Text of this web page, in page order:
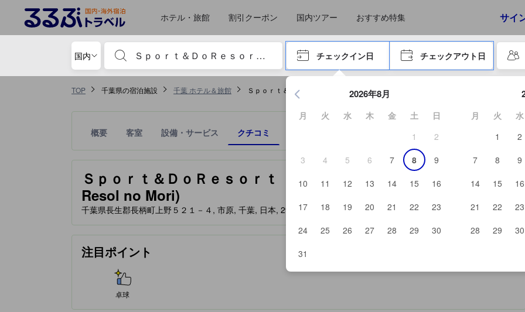
ホテル・旅館 割引クーポン 国内ツアー おすすめ特集 サイ
国内
宿泊施設名やキーワードを入力し、矢印キーやタブキーで進み、エンターキーを押して内容を確定して、検索します。
チェックイン日 チェックアウト日
エンターキーを押して日付選択画面の操作を開始します。方向
2026年8月
月 火 水 木 金 土
日
1
2
3
4 5 6 7 8
9
10
11 12 13 14 15
16
17
18 19 20 21 22
23
24
25 26 27 28 29
30
31
月 火 水
1
2
7
8 9
14
15 16
21
22 23
28
29 30
TOP 千葉県の宿泊施設 千葉 ホテル＆旅館 Ｓｐｏｒｔ＆ＤｏＲｅｓｏｒｔ リソルの森を予約する
概要 客室 設備・サービス クチコミ
Ｓｐｏｒｔ＆ＤｏＲｅｓｏｒｔ リソルの森 (Sport & Do Resort
Resol no Mori)
tooltip
星評価は、提携サイトから受け取った情報であり、宿泊施設に備わっていると予測される快適さや客室のレベルを示すもの
千葉県長生郡長柄町上野５２１－４, 市原, 千葉, 日本, 297-0201 - 《地図を見る》
注目ポイント
卓球
るるぶトラベルに掲載されているクチコミは実際に予約をし、宿泊を終えたゲストから提供されています。実際の経験に基づいた内容であ